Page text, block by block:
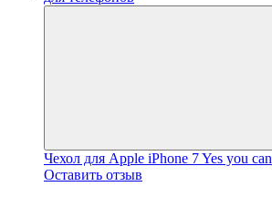
Чехол для Apple iPhone 7 Yes you can
Оставить отзыв